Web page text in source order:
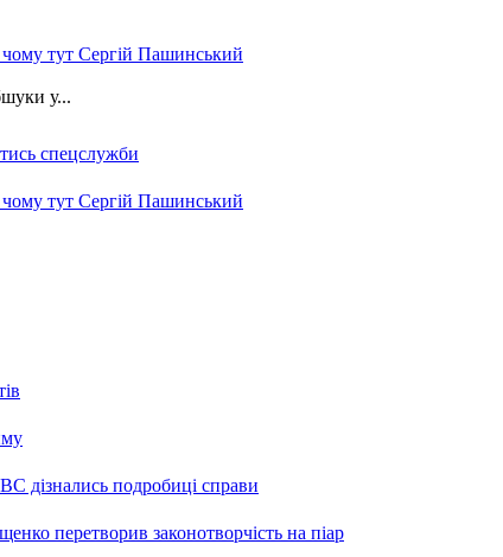
тут Сергій Пашинський
у...
спецслужби
тут Сергій Пашинський
дізнались подробиці справи
перетворив законотворчість на піар